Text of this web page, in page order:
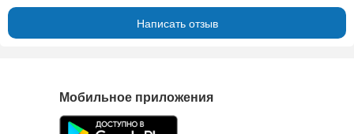
Написать отзыв
Мобильное приложения